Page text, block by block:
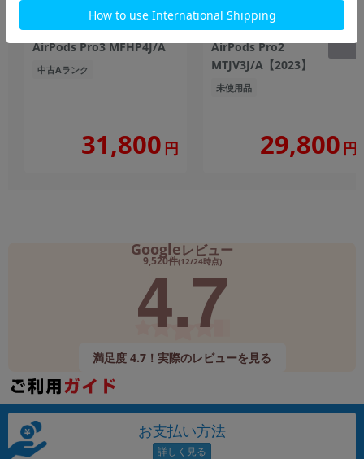
AirPods Pro3 MFHP4J/A
中古Aランク
31,800 円
AirPods Pro2
MTJV3J/A【2023】
未使用品
29,800 円
Googleレビュー
9,520件(12/24時点)
4.7
満足度 4.7！実際のレビューを見る
お支払い方法